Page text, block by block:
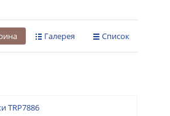
Список
Галерея
TRP7886